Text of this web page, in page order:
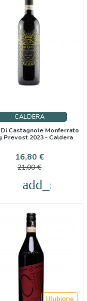
CALDERA
Di Castagnole Monferrato
Prevost 2023 - Caldera
Cena
16,80 €Cena
21,00 €
Ulubione